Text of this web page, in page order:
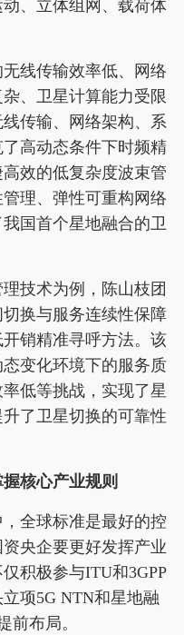
、立体组网、载荷体
线传输效率低、网络
、卫星计算能力受限
传输、网络架构、系
高动态条件下时频精
效的低复杂度波束管
理、弹性可重构网络
国首个星地融合的卫
技术为例，陈山枝团
换与服务连续性保障
销精准寻呼方法。该
变化环境下的服务质
低等挑战，实现了星
了卫星切换的可靠性
核心产业规则
全球标准是最好的控
央企要更好发挥产业
积极参与ITU和3GPP
项5G NTN和星地融
前布局。